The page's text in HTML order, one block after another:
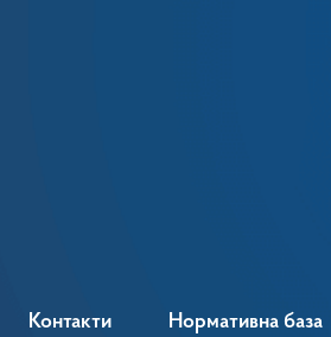
Контакти Нормативна база